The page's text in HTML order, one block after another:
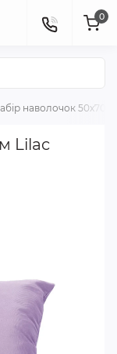
0
наволочок 50х70
Lilac